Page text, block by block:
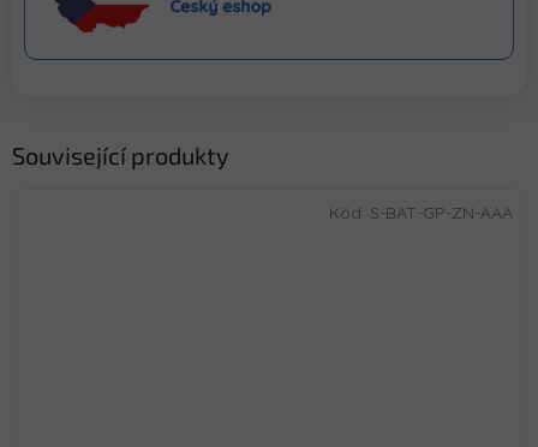
Související produkty
Kód: S-BAT-GP-ZN-AAA